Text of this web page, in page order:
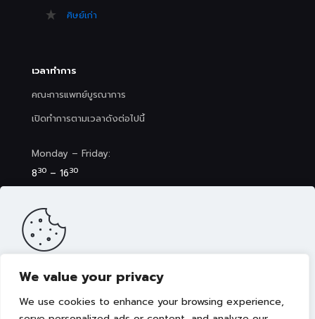
We value your privacy
We use cookies to enhance your browsing experience,
ศิษย์เก่า
เวลาทำการ
คณะการแพทย์บูรณาการ
เปิดทำการตามเวลาดังต่อไปนี้
Monday – Friday:
830 – 1630
8 30– 17
เว็บไซต์นี้มีการจัดเก็บคุกกี้เพื่อมอบประสบการณ์การใช้งานเว็บไซต์ของ
ขาย เลือกเนื้อหาที่เหมาะสมให้กับคุณอย่างเป็นส่วนตัว ท่านสามารถศึกษา